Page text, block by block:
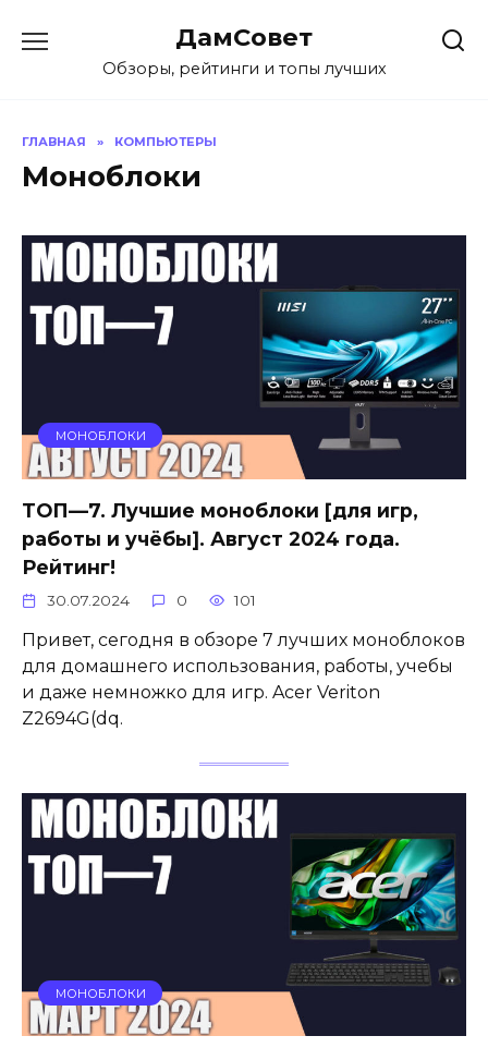
содержанию
ДамСовет
Обзоры, рейтинги и топы лучших
ГЛАВНАЯ » КОМПЬЮТЕРЫ
Моноблоки
МОНОБЛОКИ
ТОП—7. Лучшие моноблоки [для игр,
работы и учёбы]. Август 2024 года.
Рейтинг!
30.07.2024 0 101
Привет, сегодня в обзоре 7 лучших моноблоков
для домашнего использования, работы, учебы
и даже немножко для игр. Acer Veriton
Z2694G(dq.
МОНОБЛОКИ